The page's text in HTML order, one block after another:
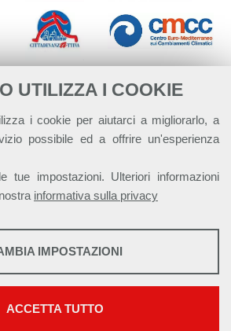
UTILIZZA I COOKIE
i cookie per aiutarci a migliorarlo, a
possibile ed a offrire un'esperienza
tue impostazioni. Ulteriori informazioni
informativa sulla privacy
IMPOSTAZIONI
ACCETTA TUTTO
per lo Sviluppo Sostenibile - ASviS